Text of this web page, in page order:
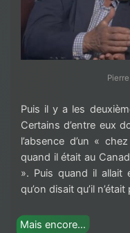
Puis il y a les
Certains d’entre eux
l’absence d’un «
quand il était au
». Puis quand il allait
qu’on disait qu’il
Mais encore…